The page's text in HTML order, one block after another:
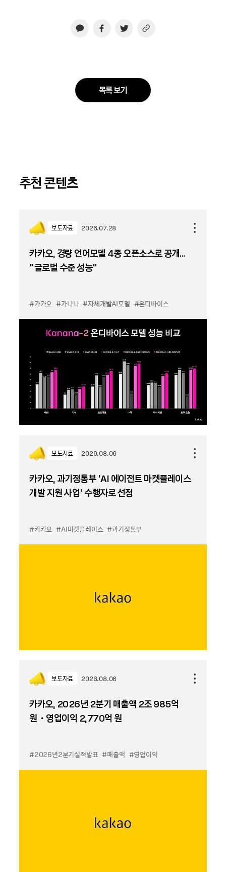
목록 보기
추천 콘텐츠
보도자료 2026.07.28
카카오, 경량 언어모델 4종 오픈소스로 공개...
“글로벌 수준 성능”
#카카오 #카나나 #자체개발AI모델 #온디바이스
보도자료 2026.08.06
카카오, 과기정통부 ‘AI 에이전트 마켓플레이스
개발 지원 사업’ 수행자로 선정
#카카오 #AI마켓플레이스 #과기정통부
보도자료 2026.08.06
카카오, 2026년 2분기 매출액 2조 985억
원・영업이익 2,770억 원
#2026년2분기실적발표 #매출액 #영업이익